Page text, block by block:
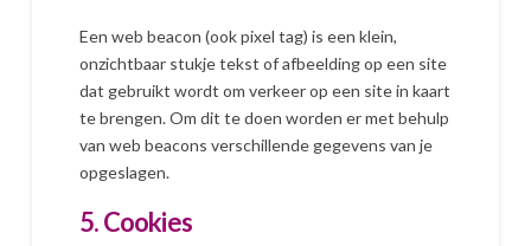
Een web beacon (ook pixel tag) is een klein,
onzichtbaar stukje tekst of afbeelding op een site
dat gebruikt wordt om verkeer op een site in kaart
te brengen. Om dit te doen worden er met behulp
van web beacons verschillende gegevens van je
opgeslagen.
5. Cookies